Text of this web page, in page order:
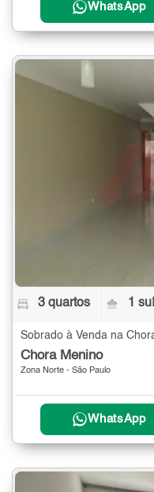
WhatsApp
3 quartos 1
Sobrado à Venda na
Chora Menino
Zona Norte - São Paulo
WhatsApp